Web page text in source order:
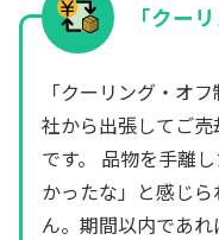
「クー
「クーリング・オ
社から出張してご
です。 品物を手離
かったな」と感じ
ん。期間以内であ